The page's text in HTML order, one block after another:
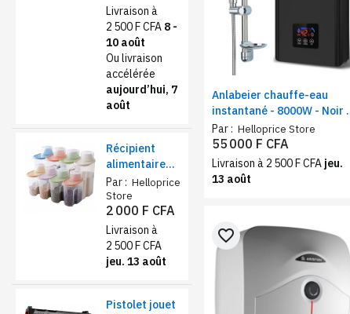
Livraison à
2 500 F CFA 8 -
10 août
Ou livraison
accélérée
aujourd’hui, 7
août
Récipient
alimentaire
de stockage
1,9L – farine,
sucre et thé
Par : Helloprice
Store
2 000 F CFA
Livraison à
2 500 F CFA
jeu. 13 août
Pistolet jouet
Anlabeier chauffe-eau
instantané - 8000W - Noir |
thermostat intelligent, sans
réservoir
Par : Helloprice Store
55 000 F CFA
Livraison à 2 500 F CFA jeu.
13 août
favorite_border